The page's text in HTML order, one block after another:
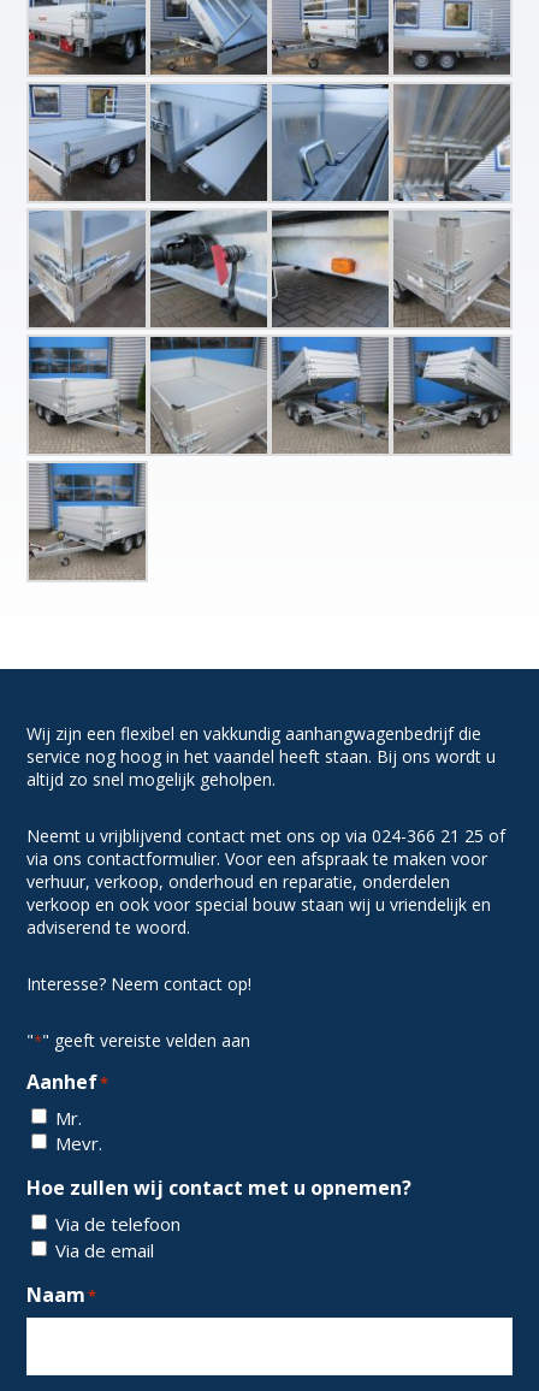
Wij zijn een flexibel en vakkundig aanhangwagenbedrijf die
service nog hoog in het vaandel heeft staan. Bij ons wordt u
altijd zo snel mogelijk geholpen.
Neemt u vrijblijvend contact met ons op via 024-366 21 25 of
via ons contactformulier. Voor een afspraak te maken voor
verhuur, verkoop, onderhoud en reparatie, onderdelen
verkoop en ook voor special bouw staan wij u vriendelijk en
adviserend te woord.
Interesse? Neem contact op!
"*" geeft vereiste velden aan
Aanhef*
Mr.
Mevr.
Hoe zullen wij contact met u opnemen?
Via de telefoon
Via de email
Naam*